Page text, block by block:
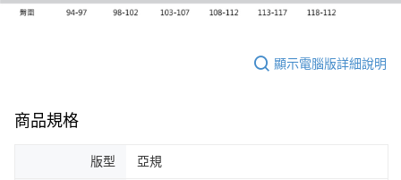
顯示電腦版詳細說明
商品規格
版型 亞規